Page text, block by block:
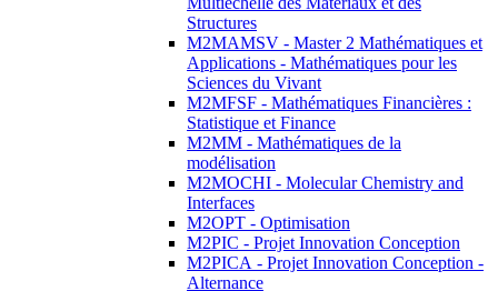
Structures
M2MAMSV - Master 2 Mathématiques et
Applications - Mathématiques pour les
Sciences du Vivant
M2MFSF - Mathématiques Financières :
Statistique et Finance
M2MM - Mathématiques de la
modélisation
M2MOCHI - Molecular Chemistry and
Interfaces
M2OPT - Optimisation
M2PIC - Projet Innovation Conception
M2PICA - Projet Innovation Conception -
Alternance